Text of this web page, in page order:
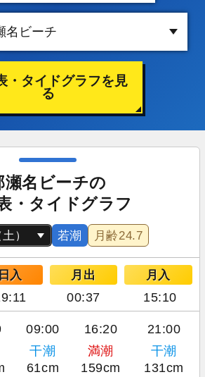
・タイドグラフを見
る
瀬名ビーチの
・タイドグラフ
若潮 月齢24.7
日入 月出 月入
00:37 15:10
09:00 16:20 21:00
干潮 満潮
干潮
61cm 159cm 131cm